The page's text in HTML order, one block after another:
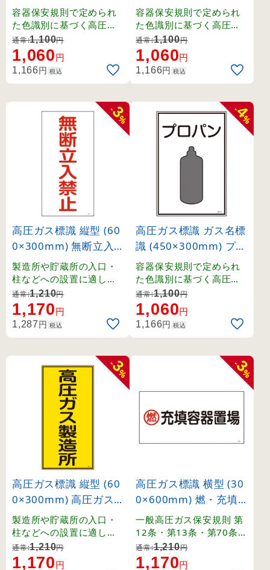
チレン (39106)
容器保安規則で定められ
た色識別に基づく高圧ガ
ス関係の標識です。
通常:1,100円
1,060円
1,166円 税込
ガス (39107)
容器保安規則で定められ
た色識別に基づく高圧ガ
ス関係の標識です。
通常:1,100円
1,060円
1,166円 税込
-
3
%
高圧ガス標識 縦型 (60
0×300mm) 無断立入
禁止 (39211)
製造所や貯蔵所の入口・
柱などへの設置に適した
縦長タイプの標識。
通常:1,210円
1,170円
1,287円 税込
-
4
%
高圧ガス標識 ガス名標
識 (450×300mm) プロ
パン (39101)
容器保安規則で定められ
た色識別に基づく高圧ガ
ス関係の標識です。
通常:1,100円
1,060円
1,166円 税込
-
3
%
高圧ガス標識 縦型 (60
0×300mm) 高圧ガス
製造所 (39212)
製造所や貯蔵所の入口・
柱などへの設置に適した
縦長タイプの標識。
通常:1,210円
1,170円
-
3
%
高圧ガス標識 横型 (30
0×600mm) 燃・充填
容器置場 (39207)
一般高圧ガス保安規則 第
12条・第13条・第70条・
関係例示基準1-4-1,2、そ
の他。
通常:1,210円
1,170円